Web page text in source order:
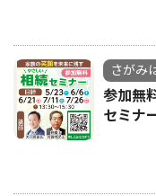
さがみ
参加無
セミナ